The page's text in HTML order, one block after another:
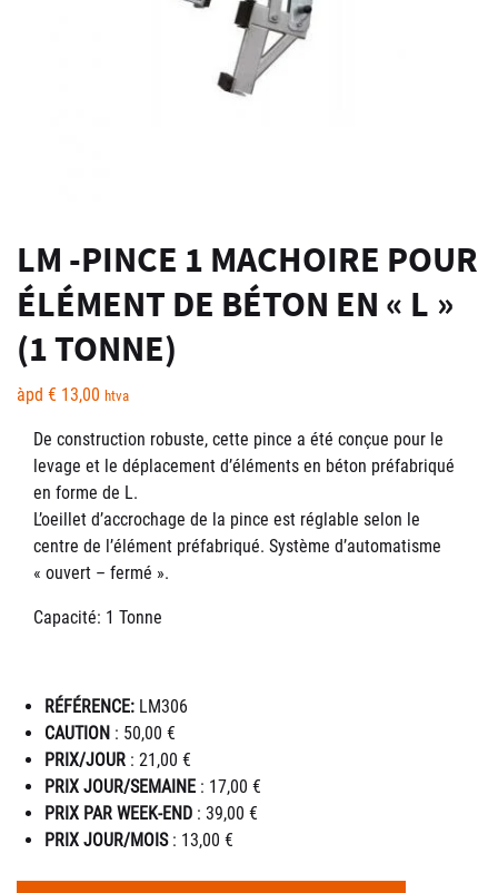
LM -PINCE 1 MACHOIRE POUR
ÉLÉMENT DE BÉTON EN « L »
(1 TONNE)
àpd € 13,00 htva
De construction robuste, cette pince a été conçue pour le
levage et le déplacement d’éléments en béton préfabriqué
en forme de L.
L’oeillet d’accrochage de la pince est réglable selon le
centre de l’élément préfabriqué. Système d’automatisme
« ouvert – fermé ».
Capacité: 1 Tonne
RÉFÉRENCE: LM306
CAUTION : 50,00 €
PRIX/JOUR : 21,00 €
PRIX JOUR/SEMAINE : 17,00 €
PRIX PAR WEEK-END : 39,00 €
PRIX JOUR/MOIS: 13,00 €